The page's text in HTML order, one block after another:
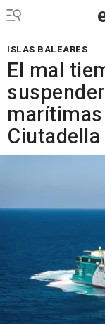
ISLAS BALEARES
El mal
Ciutadella